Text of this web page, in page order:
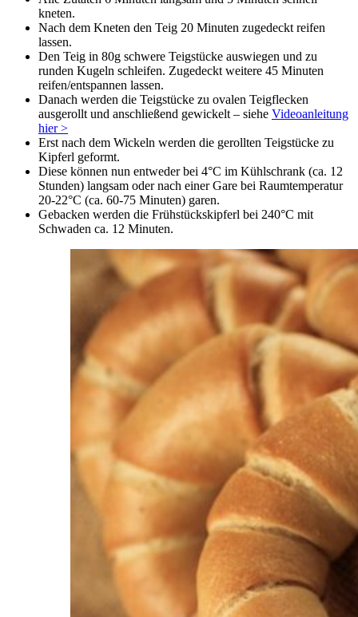
kneten.
Nach dem Kneten den Teig 20 Minuten zugedeckt reifen
lassen.
Den Teig in 80g schwere Teigstücke auswiegen und zu
runden Kugeln schleifen. Zugedeckt weitere 45 Minuten
reifen/entspannen lassen.
Danach werden die Teigstücke zu ovalen Teigflecken
ausgerollt und anschließend gewickelt – siehe Videoanleitung
hier >
Erst nach dem Wickeln werden die gerollten Teigstücke zu
Kipferl geformt.
Diese können nun entweder bei 4°C im Kühlschrank (ca. 12
Stunden) langsam oder nach einer Gare bei Raumtemperatur
20-22°C (ca. 60-75 Minuten) garen.
Gebacken werden die Frühstückskipferl bei 240°C mit
Schwaden ca. 12 Minuten.